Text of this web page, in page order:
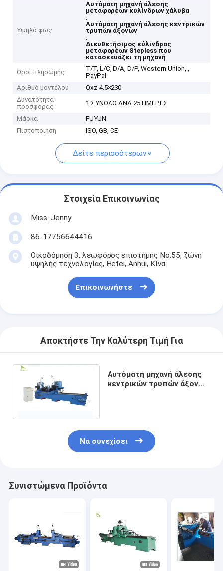
Υψηλό φως
Αυτόματη μηχανή άλεσης
μεταφορέων κυλίνδρων χάλυβα
,
Αυτόματη μηχανή άλεσης κεντρικών
τρυπών άξονων
,
Διευθετήσιμος κύλινδρος
μεταφορέων Stepless που
κατασκευάζει τη μηχανή
Όροι πληρωμής
T/T, L/C, D/A, D/P, Western Union, ,
PayPal
Αριθμό μοντέλου
Qxz-4.5×230
Δυνατότητα
προσφοράς
1 ΣΥΝΟΛΟ ΑΝΑ 25 ΗΜΕΡΕΣ
Μάρκα
FUYUN
Πιστοποίηση
ISO, GB, CE
Δείτε περισσότερων
Στοιχεία Επικοινωνίας
Miss. Jenny
86-17756644416
Οικοδόμηση 3, λεωφόρος επιστήμης No.55, ζώνη
υψηλής τεχνολογίας, Hefei, Anhui, Κίνα
Επικοινωνήστε
Αποκτήστε Την Καλύτερη Τιμή Για
Αυτόματη μηχανή άλεσης
κεντρικών τρυπών άξονων
Να συνεχίσει
Συνιστώμενα Προϊόντα